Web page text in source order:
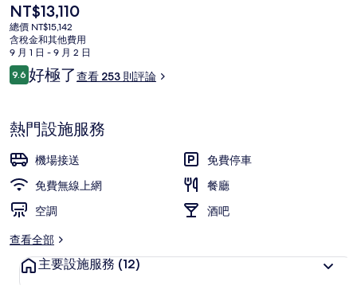
目
前
的
價
格
是
NT$13,110
總價 NT$15,142
含稅金和其他費用
9 月 1 日 - 9 月 2 日
評
論
9.69.6 分，滿分 10 分，
好極了查看 253 則評論
熱門設施服務
機場接送
免費停車
免費無線上網
餐廳
空調
酒吧
查看全部
主要設施服務 (12)